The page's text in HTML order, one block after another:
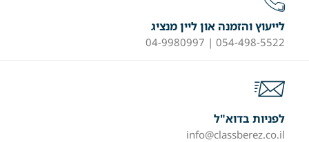
לייעוץ והזמנה און ליין מנציג
054-498-5522 | 04-9980997
לפניות בדוא"ל
info@classberez.co.il